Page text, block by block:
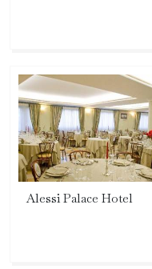
Alessi Palace Hotel